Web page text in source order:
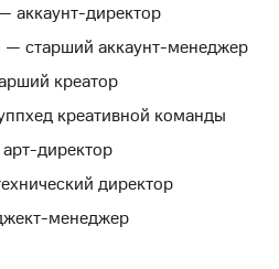
аккаунт-директор
старший аккаунт-менеджер
креатор
креативной команды
директор
директор
менеджер